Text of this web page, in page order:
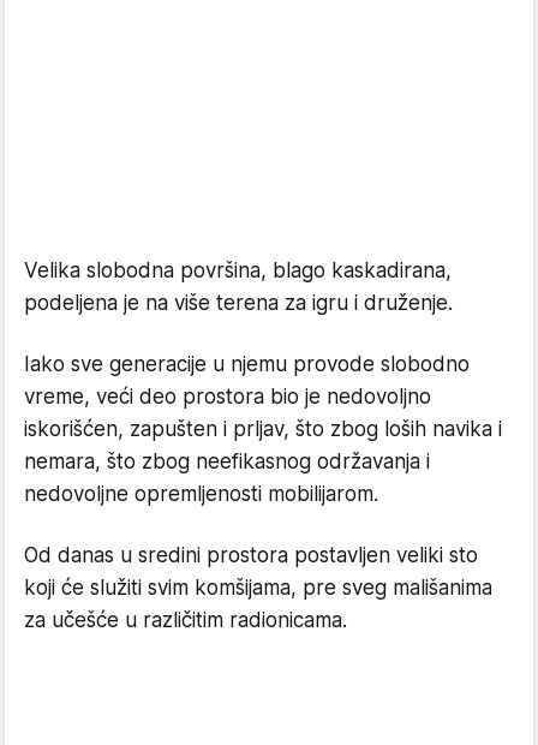
Velika slobodna površina, blago kaskadirana,
podeljena je na više terena za igru i druženje.
Iako sve generacije u njemu provode slobodno
vreme, veći deo prostora bio je nedovoljno
iskorišćen, zapušten i prljav, što zbog loših navika i
nemara, što zbog neefikasnog održavanja i
nedovoljne opremljenosti mobilijarom.
Od danas u sredini prostora postavljen veliki sto
koji će služiti svim komšijama, pre sveg mališanima
za učešće u različitim radionicama.